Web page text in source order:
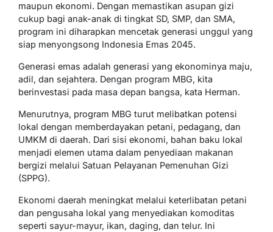
maupun ekonomi. Dengan memastikan asupan gizi
cukup bagi anak-anak di tingkat SD, SMP, dan SMA,
program ini diharapkan mencetak generasi unggul yang
siap menyongsong Indonesia Emas 2045.
Generasi emas adalah generasi yang ekonominya maju,
adil, dan sejahtera. Dengan program MBG, kita
berinvestasi pada masa depan bangsa, kata Herman.
Menurutnya, program MBG turut melibatkan potensi
lokal dengan memberdayakan petani, pedagang, dan
UMKM di daerah. Dari sisi ekonomi, bahan baku lokal
menjadi elemen utama dalam penyediaan makanan
bergizi melalui Satuan Pelayanan Pemenuhan Gizi
(SPPG).
Ekonomi daerah meningkat melalui keterlibatan petani
dan pengusaha lokal yang menyediakan komoditas
seperti sayur-mayur, ikan, daging, dan telur. Ini